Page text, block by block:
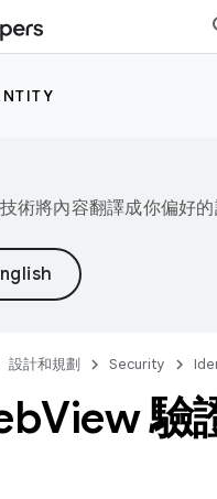
術將內容翻譯成你偏好
設計和規劃 Security
View 驗